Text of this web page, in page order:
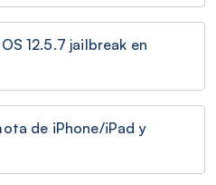
12.5.7 jailbreak en
de iPhone/iPad y